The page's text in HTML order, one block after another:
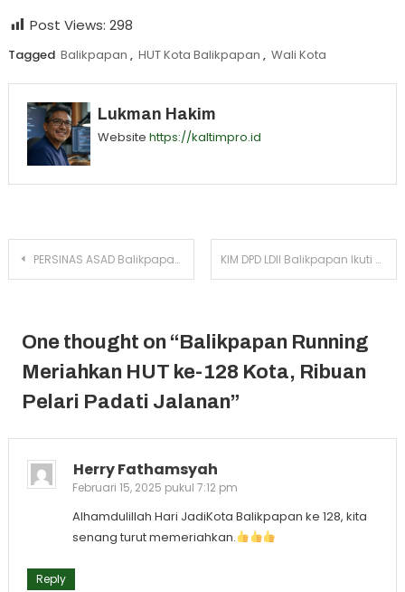
Post Views: 298
Tagged Balikpapan , HUT Kota Balikpapan , Wali Kota
Lukman Hakim
Website https://kaltimpro.id
Navigasi
PERSINAS ASAD Balikpapan Siap Berlaga di Kejuaraan Pencak Silat Antar Perguruan IPSI KIM DPD LDII Balikpapan Ikuti Rakorbid KIM DPP LDII, Tingkatkan Kompetensi dan Sinergi Informasi
One thought on “Balikpapan Running
Meriahkan HUT ke-128 Kota, Ribuan
Pelari Padati Jalanan”
Herry Fathamsyah
Februari 15, 2025 pukul 7:12 pm
Alhamdulillah Hari JadiKota Balikpapan ke 128, kita
senang turut memeriahkan.
Reply